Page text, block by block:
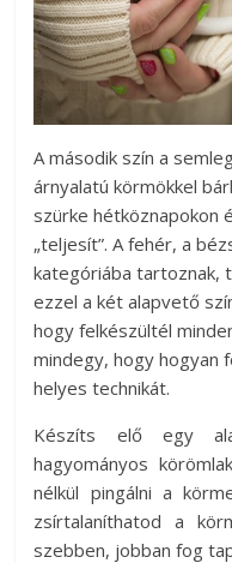
A második szín a
árnyalatú körmökkel
szürke hétköznapokon
„teljesít”. A fehér, a
kategóriába tartoznak,
ezzel a két alapvető
hogy felkészültél
mindegy, hogy hogyan
helyes technikát.
Készíts elő egy
hagyományos
nélkül pingálni a
zsírtalaníthatod a
szebben, jobban fog